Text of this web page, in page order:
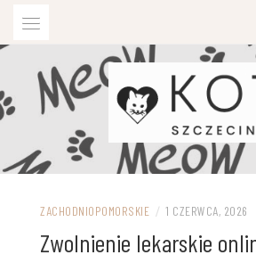
treści
ZACHODNIOPOMORSKIE / 1 CZERWCA, 2026
Zwolnienie lekarskie